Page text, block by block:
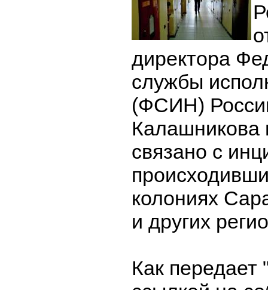
директора
службы
(ФСИН)
Калашникова
связано с
колониях
и других
Как